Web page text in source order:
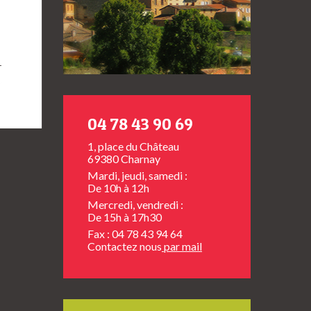
04 78 43 90 69
1, place du Château
69380 Charnay
Mardi, jeudi, samedi :
De 10h à 12h
Mercredi, vendredi :
De 15h à 17h30
Fax : 04 78 43 94 64
Contactez nous par mail